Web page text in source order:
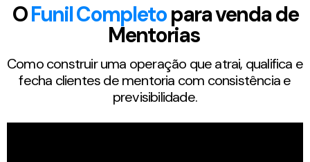
OFunil Completopara venda de
Mentorias
Como construir uma operação que atrai, qualifica e
fecha clientes de mentoria com consistência e
previsibilidade.